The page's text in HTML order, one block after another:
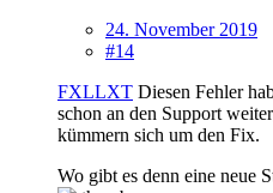
24. November 2019
#14
FXLLXT Diesen Fehler
schon an den Support
kümmern sich um den Fix.
Wo gibt es denn eine neue